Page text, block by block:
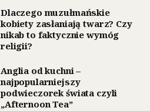
Dlaczego muzułmańskie
kobiety zasłaniają twarz? Czy
nikab to faktycznie wymóg
religii?
Anglia od kuchni –
najpopularniejszy
podwieczorek świata czyli
„Afternoon Tea”